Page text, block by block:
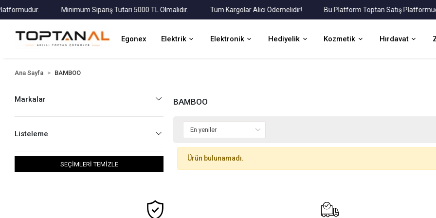
Minimum Sipariş Tutarı 5000 TL Olmalıdır. Tüm Kargolar Alıcı Ödemelidir! Bu Platform Toptan Satış Platformudur.
Egonex Elektrik Elektronik Hediyelik Kozmetik Hırdavat
Ana Sayfa BAMBOO
Markalar
Listeleme
SEÇİMLERİ TEMİZLE
BAMBOO
Ürün bulunamadı.